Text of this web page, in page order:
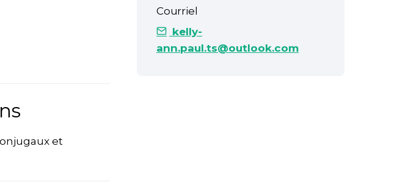
et
Courriel
kelly-
ann.paul.ts@outlook.com